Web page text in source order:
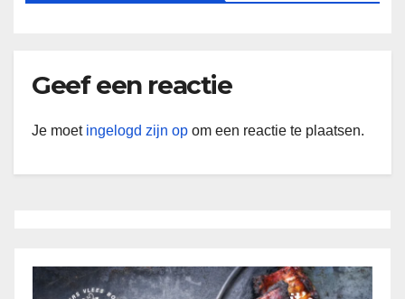
Geef een reactie
Je moet ingelogd zijn op om een reactie te plaatsen.